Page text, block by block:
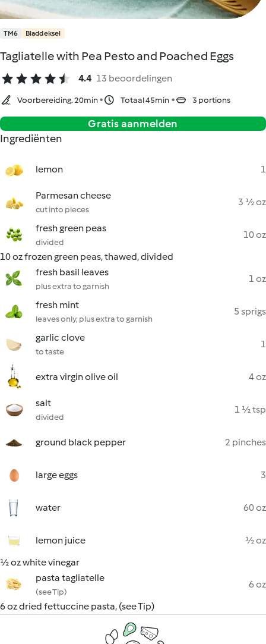
TM6 Bladdeksel
Tagliatelle with Pea Pesto and Poached Eggs
4.4 13 beoordelingen
Voorbereiding. 20min Totaal 45min 3 portions
Gratis aanmelden
Ingrediënten
lemon 1
Parmesan cheese
cut into pieces
3 ½ oz
fresh green peas
divided
10 oz
10 oz frozen green peas, thawed, divided
fresh basil leaves
plus extra to garnish
1 oz
fresh mint
leaves only, plus extra to garnish
5 sprigs
garlic clove
to taste
1
extra virgin olive oil 4 oz
salt
divided
1 ½ tsp
ground black pepper 2 pinches
large eggs 3
water 60 oz
lemon juice
½ oz
½ oz white vinegar
pasta tagliatelle
(see Tip)
6 oz
6 oz dried fettuccine pasta, (see Tip)